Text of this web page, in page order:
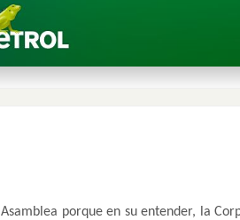
porque en su entender, la